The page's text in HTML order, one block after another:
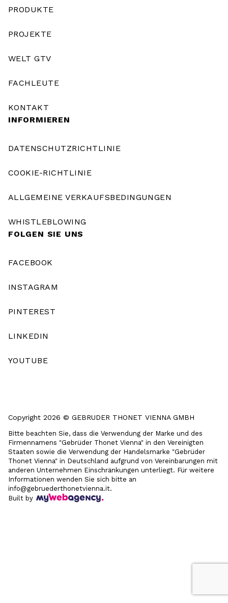
PRODUKTE
PROJEKTE
WELT GTV
FACHLEUTE
KONTAKT
INFORMIEREN
DATENSCHUTZRICHTLINIE
COOKIE-RICHTLINIE
ALLGEMEINE VERKAUFSBEDINGUNGEN
WHISTLEBLOWING
FOLGEN SIE UNS
FACEBOOK
INSTAGRAM
PINTEREST
LINKEDIN
YOUTUBE
Copyright 2026 © GEBRUDER THONET VIENNA GMBH
Bitte beachten Sie, dass die Verwendung der Marke und des
Firmennamens "Gebrüder Thonet Vienna" in den Vereinigten
Staaten sowie die Verwendung der Handelsmarke "Gebrüder
Thonet Vienna" in Deutschland aufgrund von Vereinbarungen mit
anderen Unternehmen Einschränkungen unterliegt. Für weitere
Informationen wenden Sie sich bitte an
info@gebruederthonetvienna.it.
Built by